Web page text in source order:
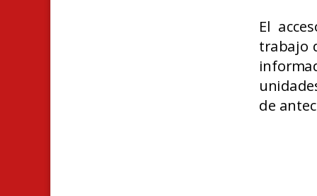
El
trabajo
de